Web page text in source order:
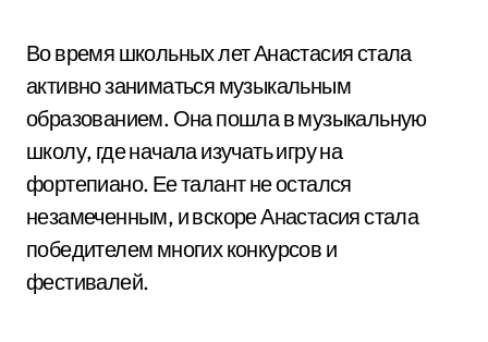
Во время школьных лет Анастасия стала
активно заниматься музыкальным
образованием. Она пошла в музыкальную
школу, где начала изучать игру на
фортепиано. Ее талант не остался
незамеченным, и вскоре Анастасия стала
победителем многих конкурсов и
фестивалей.